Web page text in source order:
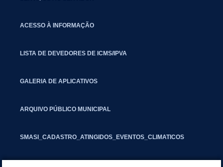
ACESSO À INFORMAÇÃO
LISTA DE DEVEDORES DE ICMS/IPVA
GALERIA DE APLICATIVOS
ARQUIVO PÚBLICO MUNICIPAL
SMASI_CADASTRO_ATINGIDOS_EVENTOS_CLIMATICOS